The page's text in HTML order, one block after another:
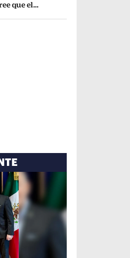
que el